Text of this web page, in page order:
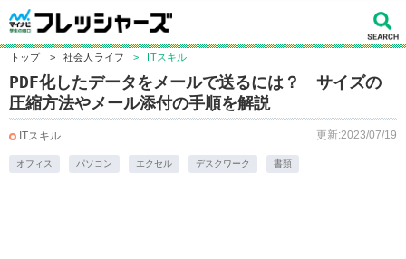
トップ > 社会人ライフ > ITスキル
PDF化したデータをメールで送るには？ サイズの
圧縮方法やメール添付の手順を解説
ITスキル 更新:2023/07/19
オフィス パソコン エクセル デスクワーク 書類